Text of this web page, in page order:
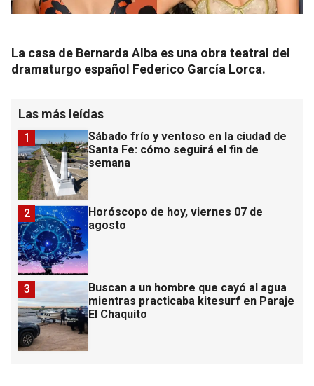
La casa de Bernarda Alba es una obra teatral del
dramaturgo español Federico García Lorca.
Las más leídas
Sábado frío y ventoso en la ciudad de
Santa Fe: cómo seguirá el fin de
semana
1
Horóscopo de hoy, viernes 07 de
agosto
2
Buscan a un hombre que cayó al agua
mientras practicaba kitesurf en Paraje
El Chaquito
3